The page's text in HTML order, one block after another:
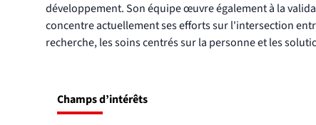
Champs d’intérêts
développement. Son équipe œuvre également à la
concentre actuellement ses efforts sur l'intersection
recherche, les soins centrés sur la personne et les